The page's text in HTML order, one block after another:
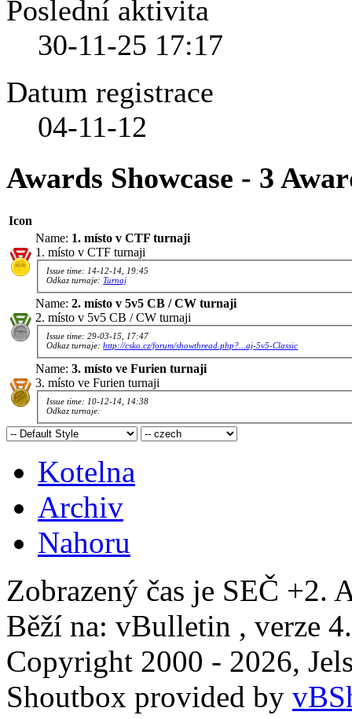
Poslední aktivita
30-11-25 17:17
Datum registrace
04-11-12
Awards Showcase - 3
Icon
Name: 1. místo v CTF turnaji
1. místo v CTF turnaji
Issue time: 14-12-14, 19:45
Odkaz turnaje:Turnaj
Name: 2. místo v 5v5 CB / CW turnaji
2. místo v 5v5 CB / CW turnaji
Issue time: 29-03-15, 17:47
Odkaz turnaje:http://csko.cz/forum/showthread.php?...aj-5v5-Classic
Name: 3. místo ve Furien turnaji
3. místo ve Furien turnaji
Issue time: 10-12-14, 14:38
Odkaz turnaje:
Kotelna
Archiv
Nahoru
Zobrazený čas je SEČ +2.
Běží na: vBulletin , verze
Copyright 2000 - 2026,
Shoutbox provided by